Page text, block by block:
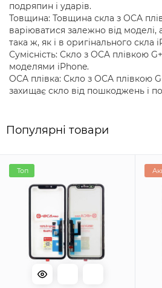
подряпин і ударів.
Товщина: Товщина скла з OCA
варіюватися залежно від моделі,
така ж, як і в оригінального скла
Сумісність: Скло з OCA плівкою
моделями iPhone.
OCA плівка: Скло з OCA плівкою
захищає скло від пошкоджень і
Популярні товари
Топ